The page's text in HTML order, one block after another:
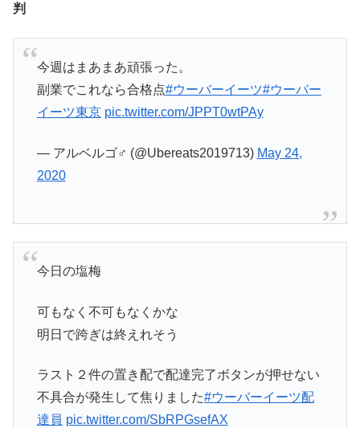
判
今週はまあまあ頑張った。
副業でこれなら合格点#ウーバーイーツ#ウーバー
イーツ東京 pic.twitter.com/JPPT0wtPAy
— アルベルゴ‍♂️ (@Ubereats2019713) May 24,
2020
今日の塩梅
可もなく不可もなくかな
明日で跨ぎは終えれそう
ラスト２件の置き配で配達完了ボタンが押せない
不具合が発生して焦りました#ウーバーイーツ配
達員 pic.twitter.com/SbRPGsefAX